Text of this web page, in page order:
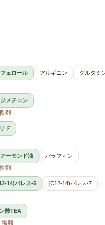
ェロール アルギニン
グルタミ
メチコン
剤
ド
アーモンド油
パラフィン
剤
14)パレス-5
(C12-14)パレス-7
酸TEA
類